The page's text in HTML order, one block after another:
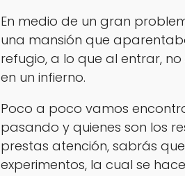
En medio de un gran
una mansión que
refugio, a lo que al entrar,
en un infierno.
Poco a poco vamos
pasando y quienes son los
prestas atención, sabrás
experimentos, la cual se